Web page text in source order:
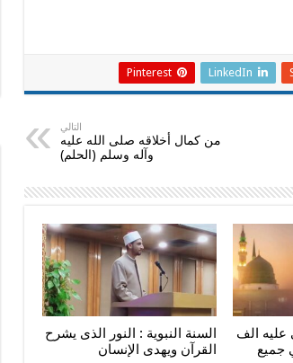
LinkedIn
Pinterest
التالي
من كمال أخلاقه صلى الله عليه
وآله وسلم (الحلم)
عليه الف
جميع
السنة النبوية : النور الذى يشرح
القرآن ويهدى الإنسان